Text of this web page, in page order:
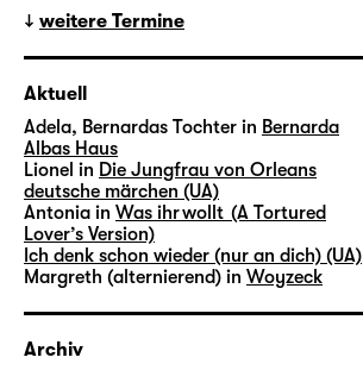
weitere Termine
Aktuell
Adela, Bernardas Tochter in Bernarda
Albas Haus
Lionel in Die Jungfrau von Orleans
deutsche märchen (UA)
Antonia in Was ihr wollt (A Tortured
Lover’s Version)
Ich denk schon wieder (nur an dich) (UA)
Margreth (alternierend) in Woyzeck
Archiv